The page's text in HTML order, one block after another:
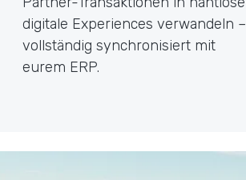
digitale Experiences verwandeln –
vollständig synchronisiert mit
eurem ERP.